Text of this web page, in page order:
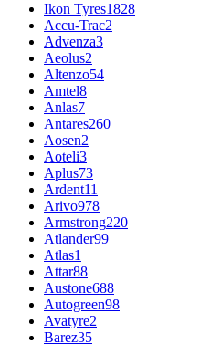
Ikon Tyres1828
Accu-Trac2
Advenza3
Aeolus2
Altenzo54
Amtel8
Anlas7
Antares260
Aosen2
Aoteli3
Aplus73
Ardent11
Arivo978
Armstrong220
Atlander99
Atlas1
Attar88
Austone688
Autogreen98
Avatyre2
Barez35